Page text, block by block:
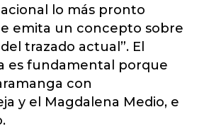
lo más pronto
emita un concepto sobre
trazado actual”. El
es fundamental porque
con
y el Magdalena Medio, e